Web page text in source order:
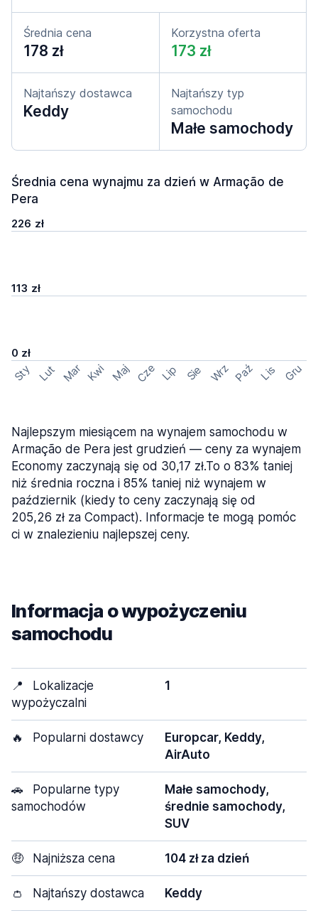
Średnia cena
178 zł
Korzystna oferta
173 zł
Najtańszy dostawca
Keddy
Najtańszy typ
samochodu
Małe samochody
Średnia cena wynajmu za dzień w Armação de
Pera
226 zł
113 zł
0 zł
Sty Lut Mar Kwi Maj Cze Lip Sie Wrz Paź Lis Gru
Najlepszym miesiącem na wynajem samochodu w
Armação de Pera jest grudzień — ceny za wynajem
Economy zaczynają się od 30,17 zł.To o 83% taniej
niż średnia roczna i 85% taniej niż wynajem w
październik (kiedy to ceny zaczynają się od
205,26 zł za Compact). Informacje te mogą pomóc
ci w znalezieniu najlepszej ceny.
Informacja o wypożyczeniu
samochodu
📍
Lokalizacje
wypożyczalni
1
🔥 Popularni dostawcy
Europcar, Keddy,
AirAuto
🚗
Popularne typy
samochodów
Małe samochody,
średnie samochody,
SUV
🤑 Najniższa cena 104 zł za dzień
👛 Najtańszy dostawca Keddy